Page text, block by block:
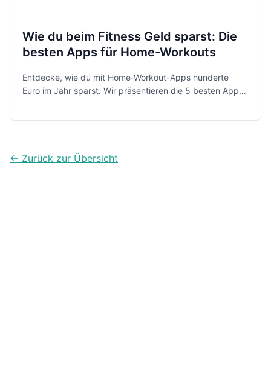
Wie du beim Fitness Geld sparst: Die
besten Apps für Home-Workouts
Entdecke, wie du mit Home-Workout-Apps hunderte
Euro im Jahr sparst. Wir präsentieren die 5 besten Apps
← Zurück zur Übersicht